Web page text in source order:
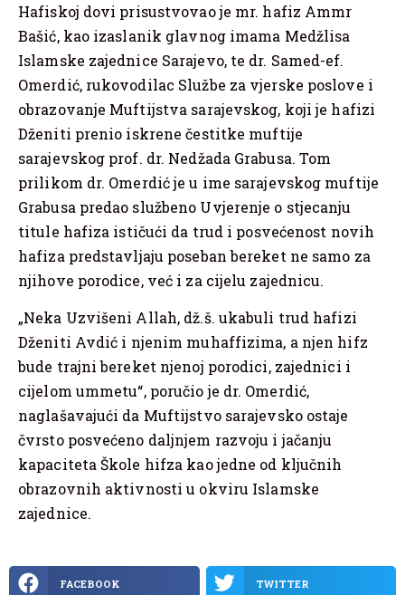
Hafiskoj dovi prisustvovao je mr. hafiz Ammr
Bašić, kao izaslanik glavnog imama Medžlisa
Islamske zajednice Sarajevo, te dr. Samed-ef.
Omerdić, rukovodilac Službe za vjerske poslove i
obrazovanje Muftijstva sarajevskog, koji je hafizi
Dženiti prenio iskrene čestitke muftije
sarajevskog prof. dr. Nedžada Grabusa. Tom
prilikom dr. Omerdić je u ime sarajevskog muftije
Grabusa predao službeno Uvjerenje o stjecanju
titule hafiza ističući da trud i posvećenost novih
hafiza predstavljaju poseban bereket ne samo za
njihove porodice, već i za cijelu zajednicu.
„Neka Uzvišeni Allah, dž.š. ukabuli trud hafizi
Dženiti Avdić i njenim muhaffizima, a njen hifz
bude trajni bereket njenoj porodici, zajednici i
cijelom ummetu“, poručio je dr. Omerdić,
naglašavajući da Muftijstvo sarajevsko ostaje
čvrsto posvećeno daljnjem razvoju i jačanju
kapaciteta Škole hifza kao jedne od ključnih
obrazovnih aktivnosti u okviru Islamske
zajednice.
FACEBOOK TWITTER